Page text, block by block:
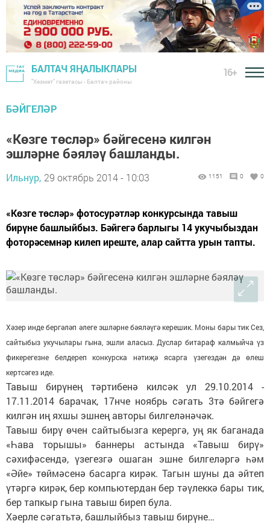
БАЛТАЧ ЯҢАЛЫКЛАРЫ
"Хезмәт" газетасы - Балтач районы
16+
БӘЙГЕЛӘР
«Көзге төсләр» бәйгесенә килгән
эшләрне бәяләү башланды.
Ильнур, 29 октябрь 2014 - 10:03 1151 0 0
«Көзге төсләр» фотосурәтләр конкурсында тавыш
бирүне башлыйбыз. Бәйгегә барлыгы 14 укучыбыздан
фоторәсемнәр килеп иреште, алар сайтта урын тапты.
Хәзер инде бергәләп әлеге эшләрне бәяләүгә керешик. Моны бары тик Сез,
сайтыбыз укучылары гына, эшли аласыз. Дуслар битараф калмыйча үз
фикерегезне белдереп конкурска нәтиҗә ясарга үзегездән дә өлеш
кертсәгез иде.
Тавыш бирүнең тәртибенә килсәк ул 29.10.2014 -
17.11.2014 барачак, 17нче ноябрь сәгать 3тә бәйгегә
килгән иң яхшы эшнең авторы билгеләнәчәк.
Тавыш бирү өчен сайтыбызга керергә, уң як баганада
«Һава торышы» баннеры астында «Тавыш бирү»
сәхифәсендә, үзегезгә ошаган эшне билгеләргә һәм
«Әйе» төймәсенә басарга кирәк. Тагын шуны да әйтеп
үтәргә кирәк, бер компьютердан бер тәүлеккә бары тик,
бер тапкыр гына тавыш биреп була.
Хәерле сәгатьтә, башлыйбыз тавыш бирүне…